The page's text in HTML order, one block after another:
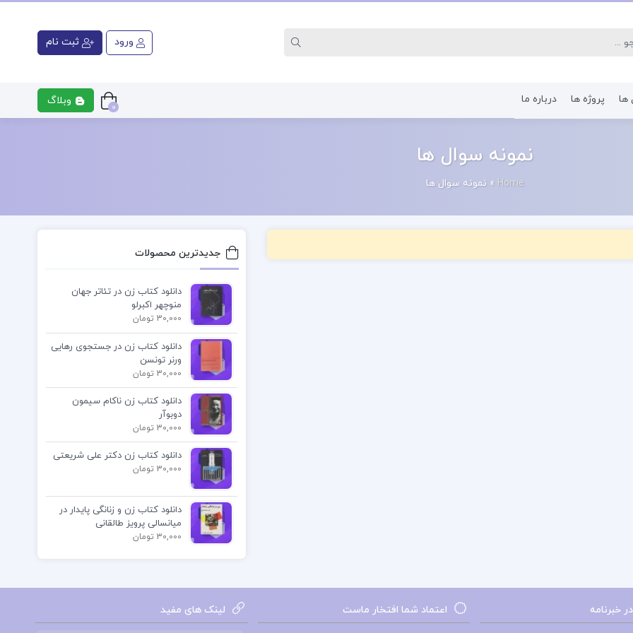
ورود ثبت نام
کتاب رشته اقتصاد
ها پروژه ها درباره ما
0 وبلاگ
نمونه سوال ها
Home
» نمونه سوال ها
جدیدترین محصولات
دانلود کتاب زن در تئاتر جهان
منوچهر اکبرلو
30,000 تومان
دانلود کتاب زن در جستجوی رهایی
ورنر تونسن
30,000 تومان
دانلود کتاب زن ناکام سیمون
دوبوآر
30,000 تومان
دانلود کتاب زن دکتر علی شریعتی
30,000 تومان
دانلود کتاب زن و زنانگی پایدار در
میانسالی پرویز طالقانی
30,000 تومان
خبرنامه اعتماد شما افتخار ماست لینک های مفید